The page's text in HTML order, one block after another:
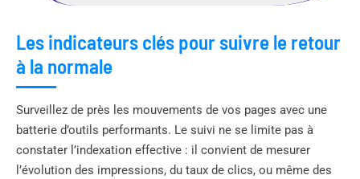
Les indicateurs clés pour suivre le retour
à la normale
Surveillez de près les mouvements de vos pages avec une
batterie d’outils performants. Le suivi ne se limite pas à
constater l’indexation effective : il convient de mesurer
l’évolution des impressions, du taux de clics, ou même des